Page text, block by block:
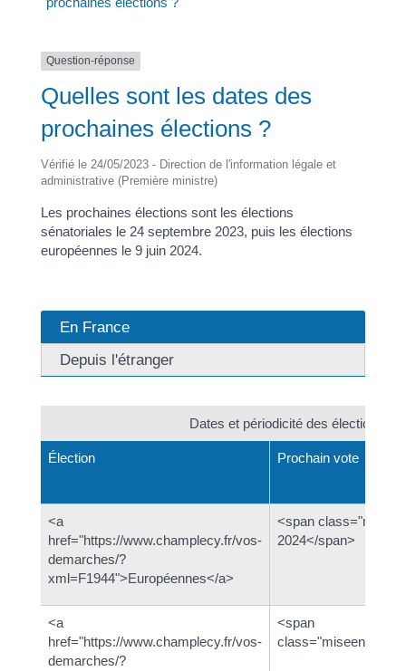
Question-réponse
Quelles sont les dates des
prochaines élections ?
Vérifié le 24/05/2023 - Direction de l'information légale et
administrative (Première ministre)
Les prochaines élections sont les élections
sénatoriales le 24 septembre 2023, puis les élections
européennes le 9 juin 2024.
En France
Depuis l'étranger
Dates et périodicité des élections
Élection Prochain vote
<a
href="https://www.champlecy.fr/vos-
demarches/?
xml=F1944">Européennes</a>
<span
2024</span>
<a
href="https://www.champlecy.fr/vos-
demarches/?
<span